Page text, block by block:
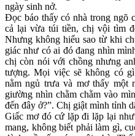
ngày sinh nở.
Đọc báo thấy có nhà trong ngõ
cả lại vừa túi tiền, chị vội tìm
Nhưng không hiểu sao từ khi
giác như có ai đó đang nhìn
chị còn nói với chồng nhưng
tượng. Mọi việc sẽ không có
nằm ngủ trưa và mơ thấy một
giường nhìn chằm chằm vào
đến đây ở?”. Chị giật mình tỉnh
Giấc mơ đó cứ lặp đi lặp lại
mang, không biết phải làm gì,